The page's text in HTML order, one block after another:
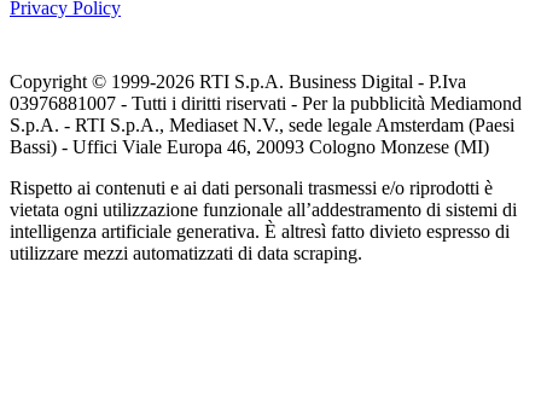
Privacy Policy
Copyright © 1999-2026 RTI S.p.A. Business Digital - P.Iva
03976881007 - Tutti i diritti riservati - Per la pubblicità Mediamond
S.p.A. - RTI S.p.A., Mediaset N.V., sede legale Amsterdam (Paesi
Bassi) - Uffici Viale Europa 46, 20093 Cologno Monzese (MI)
Rispetto ai contenuti e ai dati personali trasmessi e/o riprodotti è
vietata ogni utilizzazione funzionale all’addestramento di sistemi di
intelligenza artificiale generativa. È altresì fatto divieto espresso di
utilizzare mezzi automatizzati di data scraping.